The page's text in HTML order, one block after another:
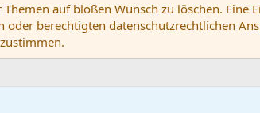
auf bloßen Wunsch zu löschen. Eine
berechtigten datenschutzrechtlichen